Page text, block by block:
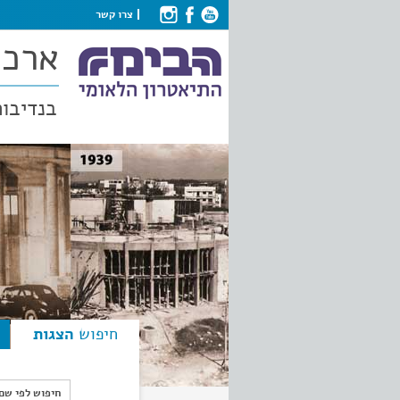
צרו קשר
חיפוש הצגות
חיפוש לפי